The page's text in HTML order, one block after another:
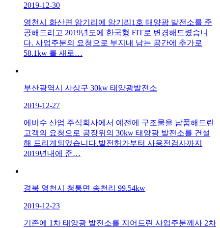
2019-12-30
영천시 화산면 암기리에 암기리1호 태양광 발전소를 준
공해드리고 2019년도에 한국형 FIT로 변경해드렸습니
다. 사업주분의 요청으로 부지내 남는 공간에 추가로
58.1kw 를 새로…
부산광역시 사상구 30kw 태양광발전소
2019-12-27
에비수 산업 주식회사에서 예전에 구조물을 납품해드린
고객의 요청으로 공장위의 30kw 태양광 발전소를 건설
해 드리게되었습니다. ​ 발전허가부터 사용전검사까지
2019년내에 준…
경북 영천시 청통면 송천리 99.54kw
2019-12-23
기존에 1차 태양광 발전소를 지어드린 사업주분께사 2차